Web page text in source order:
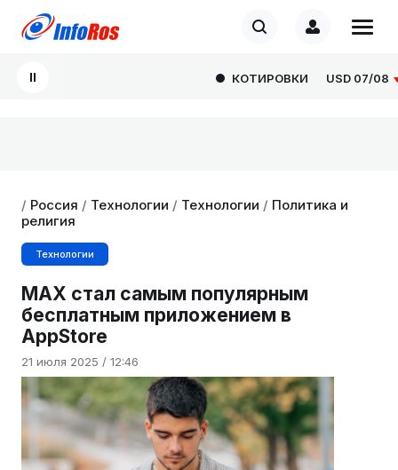
КОТИРОВКИ USD07/08
/ Россия / Технологии / Технологии / Политика и
религия
Технологии
MAX стал самым популярным
бесплатным приложением в
AppStore
21 июля 2025 / 12:46